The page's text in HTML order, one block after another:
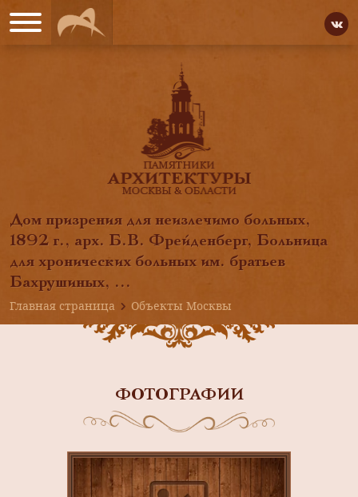
Дом призрения для неизлечимо больных,
1892 г., арх. Б.В. Фрейденберг, Больница
для хронических больных им. братьев
Бахрушиных, ...
Главная страница
Объекты Москвы
ФОТОГРАФИИ